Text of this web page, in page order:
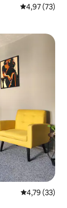
4,97 ud af 5 i
4,97 (73)
4,79 ud af 5
4,79 (33)